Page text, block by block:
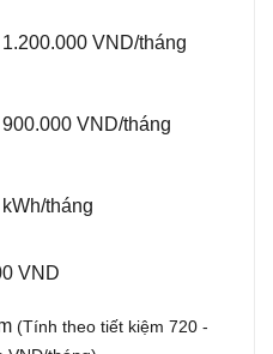
VND/tháng
VND/tháng
tháng
VND
(Tính theo tiết kiệm 720 -